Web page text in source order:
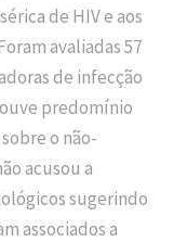
de HIV e aos
avaliadas 57
de infecção
predomínio
o não-
acusou a
sugerindo
associados a